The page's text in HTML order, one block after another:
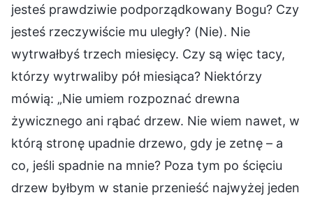
jesteś prawdziwie podporządkowany Bogu? Czy
jesteś rzeczywiście mu uległy? (Nie). Nie
wytrwałbyś trzech miesięcy. Czy są więc tacy,
którzy wytrwaliby pół miesiąca? Niektórzy
mówią: „Nie umiem rozpoznać drewna
żywicznego ani rąbać drzew. Nie wiem nawet, w
którą stronę upadnie drzewo, gdy je zetnę – a
co, jeśli spadnie na mnie? Poza tym po ścięciu
drzew byłbym w stanie przenieść najwyżej jeden